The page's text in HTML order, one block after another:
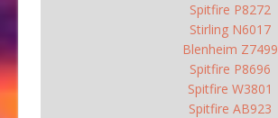
Spitfire P8272
Stirling N6017
Blenheim Z7499
Spitfire P8696
Spitfire W3801
Spitfire AB923